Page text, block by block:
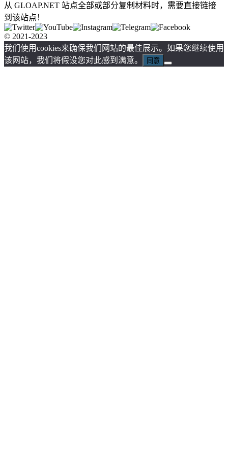
从 GLOAP.NET 站点全部或部分复制材料时，需要直接链接
到该站点！
© 2021-2023
我们使用cookies来确保我们网站的最佳展示。如果您继续使用
该网站，我们将假设您对此感到满意。
同意